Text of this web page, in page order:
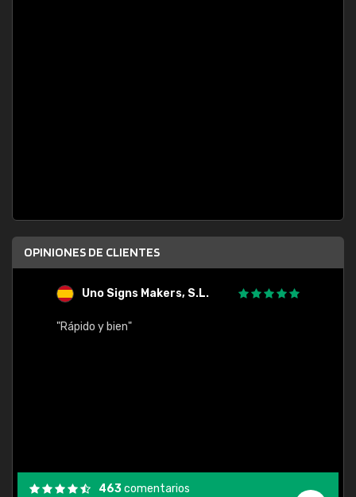
OPINIONES DE CLIENTES
Uno Signs Makers, S.L.
"Rápido y bien"
463comentarios